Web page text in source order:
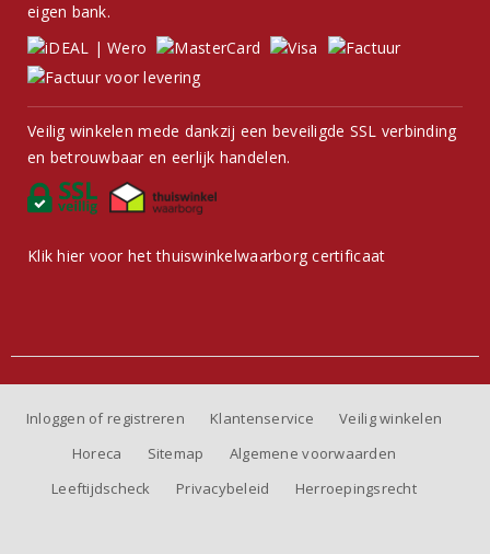
eigen bank.
Veilig winkelen mede dankzij een beveiligde SSL verbinding
en betrouwbaar en eerlijk handelen.
Klik hier voor het thuiswinkelwaarborg certificaat
Inloggen of registreren Klantenservice
Veilig winkelen
Horeca
Sitemap
Algemene voorwaarden
Leeftijdscheck
Privacybeleid Herroepingsrecht